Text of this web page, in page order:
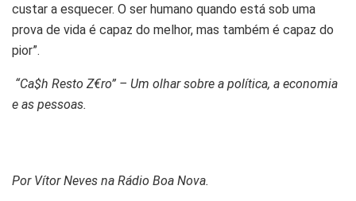
custar a esquecer. O ser humano quando está sob uma
prova de vida é capaz do melhor, mas também é capaz do
pior”.
“Ca$h Resto Z€ro” – Um olhar sobre a política, a economia
e as pessoas.
Por Vítor Neves na Rádio Boa Nova.